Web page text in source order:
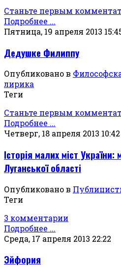
Станьте первым
Подробнее ...
Пятница, 19 апреля 2013
Дедушке Филиппу
Опубликовано в
лирика
Теги
Станьте первым
Подробнее ...
Четверг, 18 апреля 2013 10:42
Історія малих міст
Луганської області
Опубликовано в
Теги
3 комментарии
Подробнее ...
Среда, 17 апреля 2013 22:22
Эйфория